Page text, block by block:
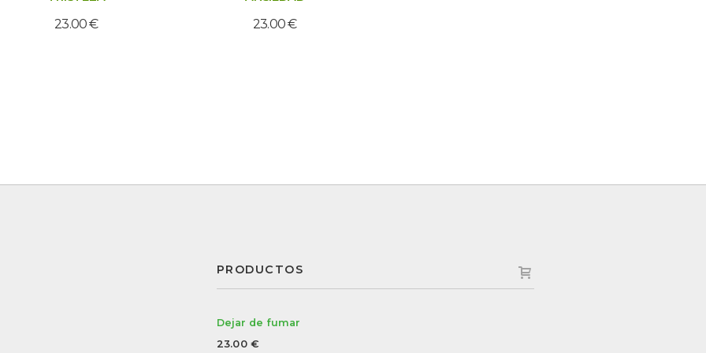
23.00€ 23.00€
PRODUCTOS
Dejar de fumar
23.00 €